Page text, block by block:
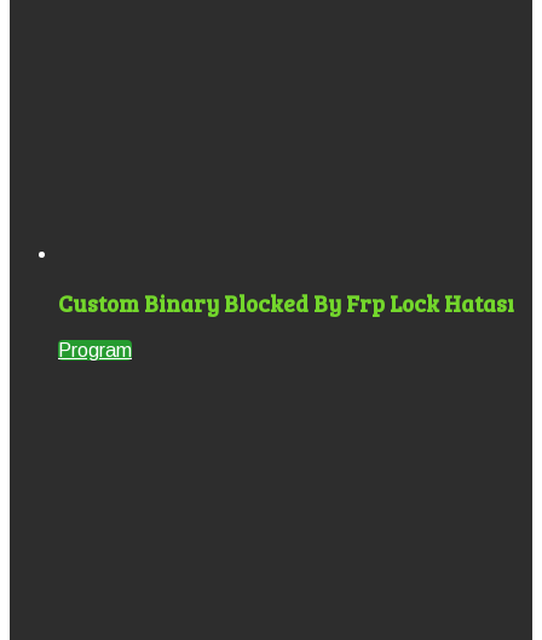
Custom Binary Blocked By Frp Lock Hatası
Program